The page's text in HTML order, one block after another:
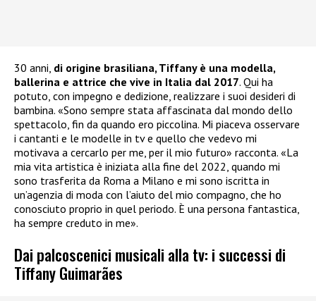
30 anni, di origine brasiliana, Tiffany è una modella,
ballerina e attrice che vive in Italia dal 2017. Qui ha
potuto, con impegno e dedizione, realizzare i suoi desideri di
bambina. «Sono sempre stata affascinata dal mondo dello
spettacolo, fin da quando ero piccolina. Mi piaceva osservare
i cantanti e le modelle in tv e quello che vedevo mi
motivava a cercarlo per me, per il mio futuro» racconta. «La
mia vita artistica è iniziata alla fine del 2022, quando mi
sono trasferita da Roma a Milano e mi sono iscritta in
un’agenzia di moda con l’aiuto del mio compagno, che ho
conosciuto proprio in quel periodo. È una persona fantastica,
ha sempre creduto in me».
Dai palcoscenici musicali alla tv: i successi di
Tiffany Guimarães